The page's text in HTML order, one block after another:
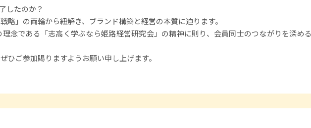
したのか？
略」の両輪から紐解き、ブランド構築と経営の本質に迫ります。
理念である「志高く学ぶなら姫路経営研究会」の精神に則り、会員同士のつながりを深める
ひご参加賜りますようお願い申し上げます。